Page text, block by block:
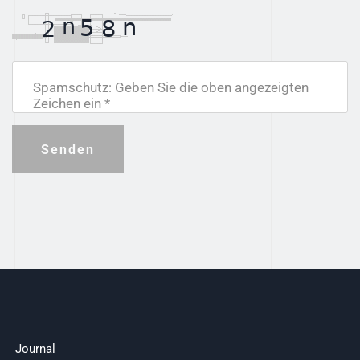
Spamschutz: Geben Sie die oben angezeigten
Zeichen ein *
Senden
Journal